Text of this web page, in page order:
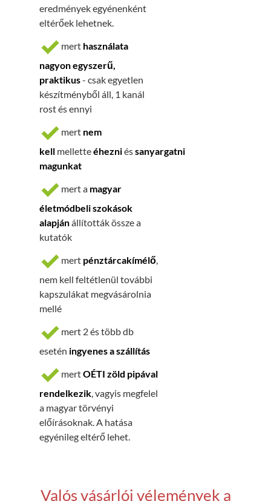
eredmények egyénenként
eltérőek lehetnek.
mert használata
nagyon egyszerű,
praktikus- csak egyetlen
készítményből áll, 1 kanál
rost és ennyi
mert nem
kell melletteéhezniéssanyargatni
magunkat
mert a magyar
életmódbeli szokások
alapjánállították össze a
kutatók
mert pénztárcakímélő,
nem kell feltétlenül további
kapszulákat megvásárolnia
mellé
mert 2 és több db
esetén ingyenes a szállítás
mertOÉTI zöld pipával
rendelkezik, vagyis megfelel
a magyar törvényi
előírásoknak. A hatása
egyénileg eltérő lehet.
Valós vásárlói vélemények a